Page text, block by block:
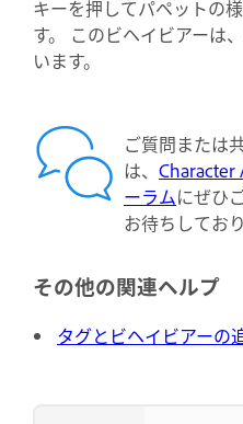
キーを押してパペットの
す。 このビヘイビアーは
います。
ご質問または
は、 Character
ーラムにぜひ
お待ちしており
その他の関連ヘルプ
タグとビヘイビアーの